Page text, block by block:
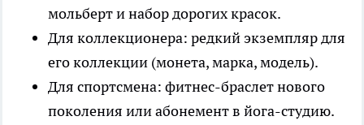
мольберт и набор дорогих красок.
Для коллекционера: редкий экземпляр для
его коллекции (монета, марка, модель).
Для спортсмена: фитнес-браслет нового
поколения или абонемент в йога-студию.